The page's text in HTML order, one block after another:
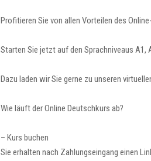
Profitieren Sie von allen Vorteilen des
Starten Sie jetzt auf den Sprachniveaus A1,
Dazu laden wir Sie gerne zu unseren
Wie läuft der Online Deutschkurs ab?
– Kurs buchen
Sie erhalten nach Zahlungseingang einen